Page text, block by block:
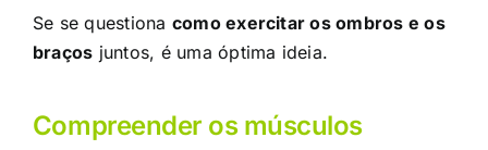
Se se questiona como exercitar os ombros e os
braços juntos, é uma óptima ideia.
Compreender os músculos